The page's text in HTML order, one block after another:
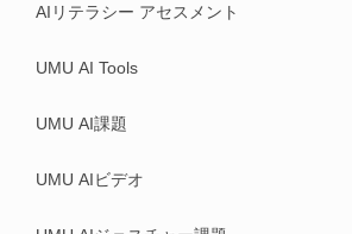
AIリテラシー アセスメント
UMU AI Tools
UMU AI課題
UMU AIビデオ